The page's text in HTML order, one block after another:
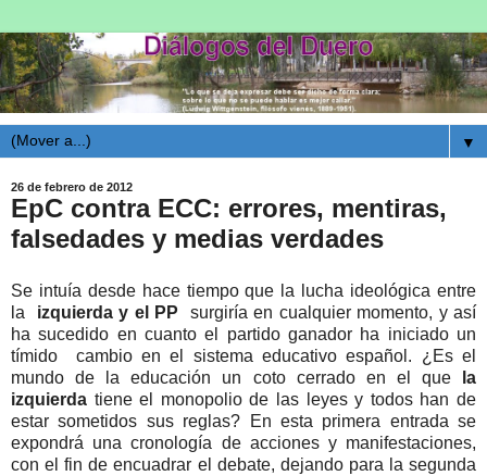
▼
26 de febrero de 2012
EpC contra ECC: errores, mentiras,
falsedades y medias verdades
Se intuía desde hace tiempo que la lucha ideológica entre
la izquierda y el PP surgiría en cualquier momento, y así
ha sucedido en cuanto el partido ganador ha iniciado un
tímido cambio en el sistema educativo español. ¿Es el
mundo de la educación un coto cerrado en el que
la
izquierda tiene el monopolio de las leyes y todos han de
estar sometidos sus reglas? En esta primera entrada se
expondrá una cronología de acciones y manifestaciones,
con el fin de encuadrar el debate, dejando para la segunda